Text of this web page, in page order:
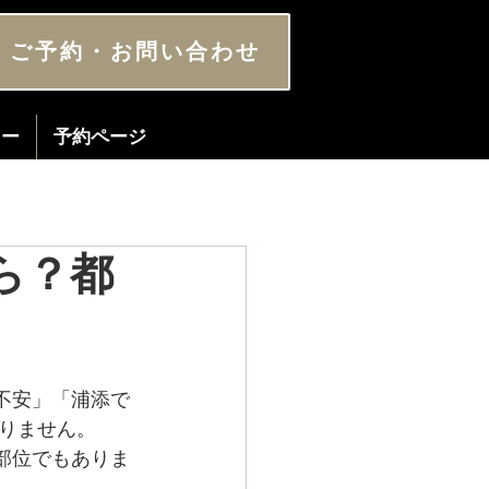
ご予約・お問い合わせ
予約ページ
？都
安」「浦添で
ません。
位でもありま